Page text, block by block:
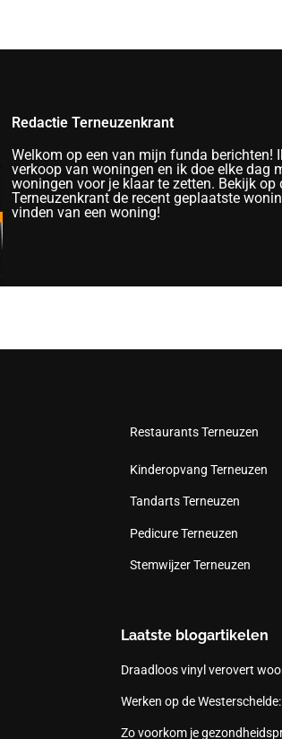
Redactie Terneuzenkrant
Welkom op een van mijn funda berichten!
verkoop van woningen en ik doe elke dag
woningen voor je klaar te zetten. Bekijk op
Terneuzenkrant de recent geplaatste
vinden van een woning!
Restaurants Terneuzen
Kinderopvang Terneuzen
Tandarts Terneuzen
Pedicure Terneuzen
Stemwijzer Terneuzen
Laatste blogartikelen
Draadloos vinyl verovert
Werken op de
Zo voorkom je